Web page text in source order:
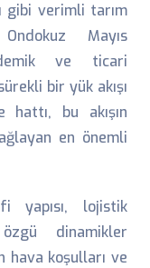
gibi verimli tarım
Mayıs
ve ticari
bir yük akışı
hattı, bu akışın
en önemli
yapısı, lojistik
dinamikler
hava koşulları ve